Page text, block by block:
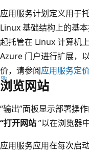
应用服务计划定义用于
Linux 基础结构上的基
起托管在 Linux 计算机
Azure 门户进行扩展，
价，请参阅应用服务定
浏览网站
“输出”面板显示部署操作
“打开网站”以在浏览器
应用服务应用在每次启